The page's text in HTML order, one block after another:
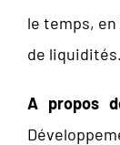
le temps,
de liquidités.
A propos